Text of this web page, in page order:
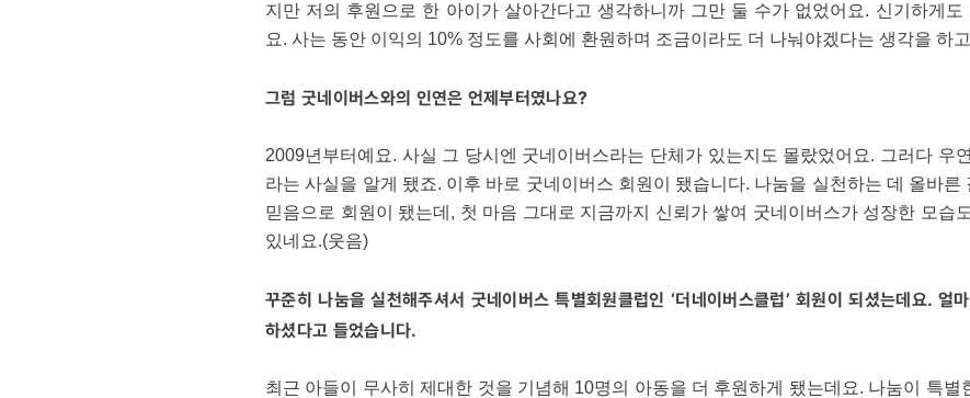
지만 저의 후원으로 한 아이가 살아간다고 생각하니까 그만 둘 수가 없었어요. 신기하게도
요. 사는 동안 이익의 10% 정도를 사회에 환원하며 조금이라도 더 나눠야겠다는 생각을 하
그럼 굿네이버스와의 인연은 언제부터였나요?
2009년부터예요. 사실 그 당시엔 굿네이버스라는 단체가 있는지도 몰랐었어요. 그러다 우
라는 사실을 알게 됐죠. 이후 바로 굿네이버스 회원이 됐습니다. 나눔을 실천하는 데 올바른
믿음으로 회원이 됐는데, 첫 마음 그대로 지금까지 신뢰가 쌓여 굿네이버스가 성장한 모습
있네요.(웃음)
꾸준히 나눔을 실천해주셔서 굿네이버스 특별회원클럽인 ‘더네이버스클럽’ 회원이 되셨는데요.
하셨다고 들었습니다.
최근 아들이 무사히 제대한 것을 기념해 10명의 아동을 더 후원하게 됐는데요. 나눔이 특별